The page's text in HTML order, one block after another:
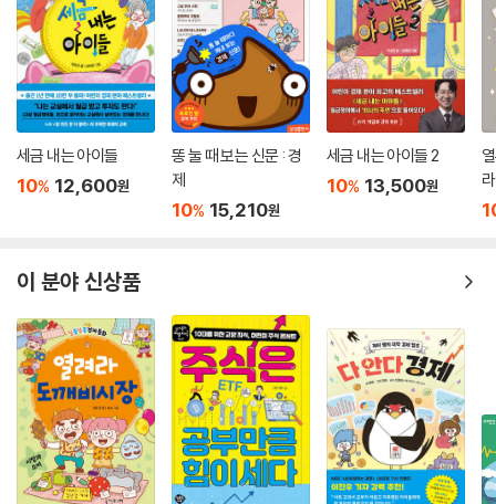
경석 | 감수 최경호
화학 제품의 편리함 뒤에 숨은 유해 물질
몇몇 제품에서 특정 유해 물질이 안전 기준을 넘어섰음을 보도하는 뉴스가
심심치 않게 들려온다. 아기 욕조와 어린이 자전거에서는 간이나 신장에
해로운 프탈레이트가, 유아 매트에서는 피부 질환을 일으키는 휘발성 유기
화합물이, 비즈 공예 완구에서는 폐 질환을 유발하는 MIT가……. 가습기
살균제 사건으로 유해 물질에 대한 경각심이 높아졌지만, 유해 물질을 일
상에서 몰아내기는 그리 쉬운 일이 아니다. 우리에게 편리와 위생을 선사
질이 들어 있는지 눈으로 봐서는 알 수 없으니 말이다.
어린이들이 사용하는 제품만은 특별히 안전했으면 좋으련만, 어른들이 효
율성과 경제성을 앞세우는 사이 유해 물질은 어린이들의 일상에까지 침투
했다. 그러니 어린이들이 적어도 자기가 사용하는 제품에 안전하지 않은
것도 있다는 사실은 알고 있어야 하지 않을까? 또한 몸에 해로운 영향을 끼
치는 제품을 피하려면 유해 물질이 무엇인지, 어디에 숨어 있는지도 알아
야 할 것이다. 이 책은 어린이들이 유해 물질을 가려낼 근거를 제시한다.
세금 내는 아이들
10% 12,600원
똥 눌 때 보는 신문 : 경
제
10% 15,210원
세금 내는 아이들 2
10% 13,500원
이 분야 신상품